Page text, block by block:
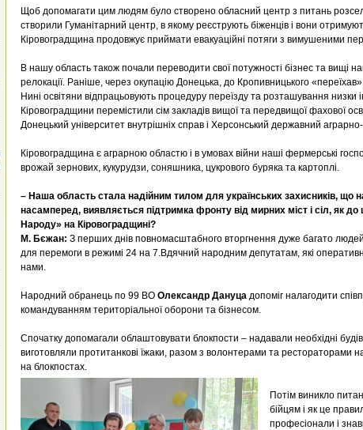
Щоб допомагати цим людям було створено обласний центр з питань
створили Гуманітарний центр, в якому реєструють біженців і вони
Кіровоградщина продовжує приймати евакуаційні потяги з вимушеними
В нашу область також почали переводити свої потужності бізнес та вищі
релокації. Раніше, через окупацію Донецька, до Кропивницького
Нині освітяни відпрацьовують процедуру переїзду та розташування низки
Кіровоградщини перемістили сім закладів вищої та передвищої фахової
Донецький університет внутрішніх справ і Херсонський державний
Кіровоградщина є аграрною областю і в умовах війни наші фермерські
врожай зернових, кукурудзи, соняшника, цукрового буряка та картоплі.
– Наша область стала надійним тилом для українських захисників, що
насамперед, виявляється підтримка фронту від мирних міст і сіл, як
Народу» на Кіровоградщині?
М. Бєжан: З перших днів повномасштабного вторгнення дуже багато
для перемоги в режимі 24 на 7.Вдячний народним депутатам, які
нами.
Народний обранець по 99 ВО Олександр Дануца допоміг налагодити
командуванням територіальної оборони та бізнесом.
Спочатку допомагали облаштовувати блокпости – надавали необхідні
виготовляли протитанкові їжаки, разом з волонтерами та рестораторами
на блокпостах.
Потім виникло
бійцям і як це
професіонали і